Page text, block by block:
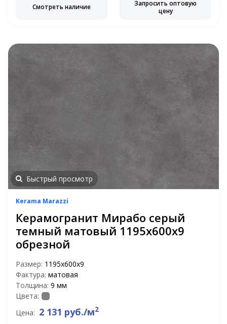
Смотреть наличие
Запросить оптовую
цену
Быстрый просмотр
Kerama Marazzi
Керамогранит Мирабо серый
темный матовый 1195x600x9
обрезной
Размер: 1195x600x9
Фактура: матовая
Толщина: 9 мм
Цвета:
Цена: 2 131 руб./м2